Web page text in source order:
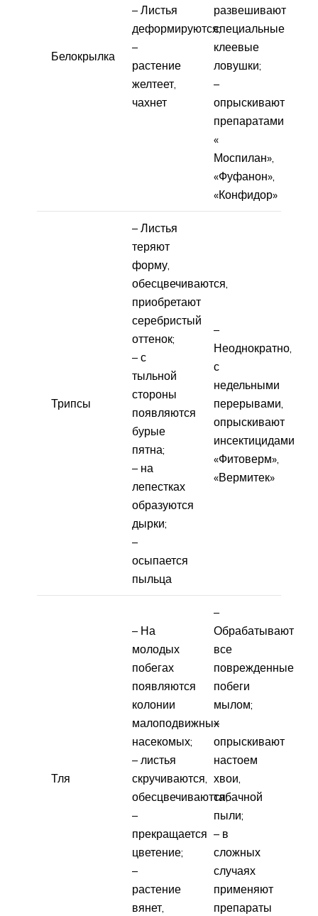
Белокрылка
– Листья
деформируются;
–
растение
желтеет,
чахнет
развешивают
специальные
клеевые
ловушки;
–
опрыскивают
препаратами
«
Моспилан»,
«Фуфанон»,
«Конфидор»
Трипсы
– Листья
теряют
форму,
обесцвечиваются,
приобретают
серебристый
оттенок;
– с
тыльной
стороны
появляются
бурые
пятна;
– на
лепестках
образуются
дырки;
–
осыпается
пыльца
–
Неоднократно,
с
недельными
перерывами,
опрыскивают
инсектицидами
«Фитоверм»,
«Вермитек»
Тля
– На
молодых
побегах
появляются
колонии
малоподвижных
насекомых;
– листья
скручиваются,
обесцвечиваются;
–
прекращается
цветение;
–
растение
вянет,
–
Обрабатывают
все
поврежденные
побеги
мылом;
–
опрыскивают
настоем
хвои,
табачной
пыли;
– в
сложных
случаях
применяют
препараты